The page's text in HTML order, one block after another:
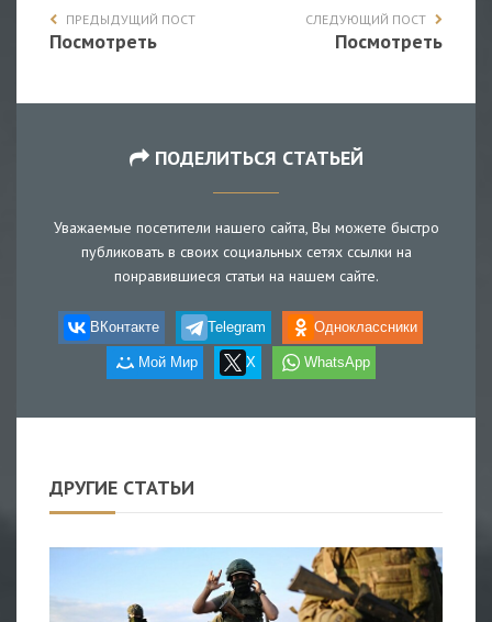
ПРЕДЫДУЩИЙ ПОСТ
Посмотреть
СЛЕДУЮЩИЙ ПОСТ
Посмотреть
ПОДЕЛИТЬСЯ СТАТЬЕЙ
Уважаемые посетители нашего сайта, Вы можете быстро
публиковать в своих социальных сетях ссылки на
понравившиеся статьи на нашем сайте.
ВКонтакте Telegram Одноклассники
Мой Мир X WhatsApp
ДРУГИЕ СТАТЬИ